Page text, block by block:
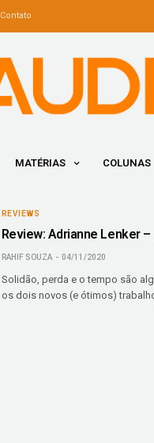
Contato
MATÉRIAS COLUNAS
REVIEWS
Review: Adrianne Lenker
RAHIF SOUZA 04/11/2020
Solidão, perda e o tempo são
os dois novos (e ótimos)